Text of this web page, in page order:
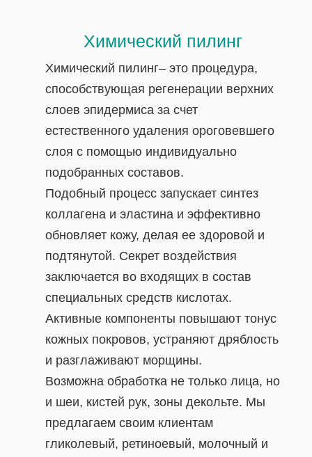
Химический пилинг
Химический пилинг– это процедура,
способствующая регенерации верхних
слоев эпидермиса за счет
естественного удаления ороговевшего
слоя с помощью индивидуально
подобранных составов.
Подобный процесс запускает синтез
коллагена и эластина и эффективно
обновляет кожу, делая ее здоровой и
подтянутой. Секрет воздействия
заключается во входящих в состав
специальных средств кислотах.
Активные компоненты повышают тонус
кожных покровов, устраняют дряблость
и разглаживают морщины.
Возможна обработка не только лица, но
и шеи, кистей рук, зоны декольте. Мы
предлагаем своим клиентам
гликолевый, ретиноевый, молочный и